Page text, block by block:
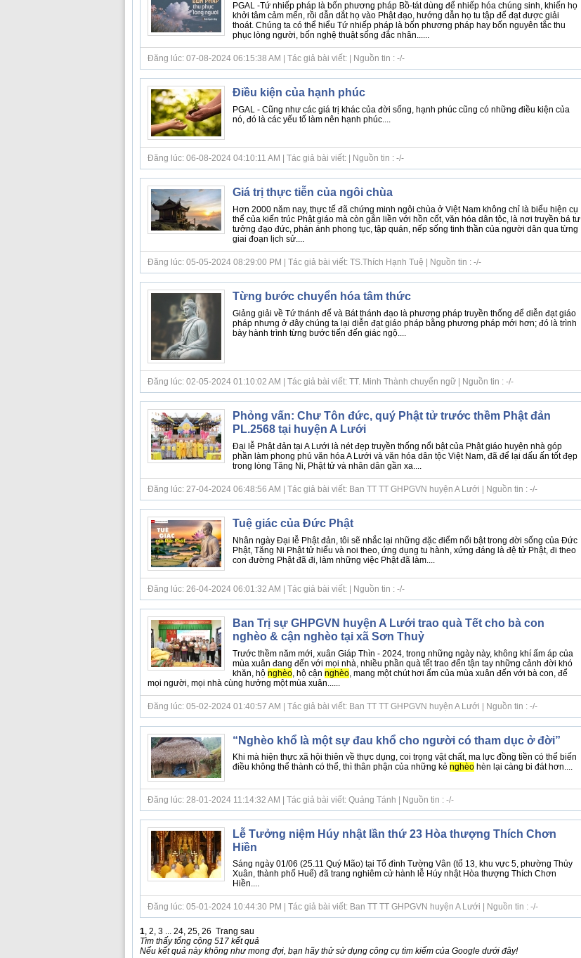
PGAL -Tứ nhiếp pháp là bốn phương pháp Bồ-tát dùng để nhiếp hóa chúng sinh, khiến họ
khởi tâm cảm mến, rồi dẫn dắt họ vào Phật đạo, hướng dẫn họ tu tập để đạt được giải
thoát. Chúng ta có thể hiểu Tứ nhiếp pháp là bốn phương pháp hay bốn nguyên tắc thu
phục lòng người, bốn nghệ thuật sống đắc nhân......
Đăng lúc: 07-08-2024 06:15:38 AM | Tác giả bài viết: | Nguồn tin : -/-
Điều kiện của hạnh phúc
PGAL - Cũng như các giá trị khác của đời sống, hạnh phúc cũng có những điều kiện của
nó, đó là các yếu tố làm nên hạnh phúc....
Đăng lúc: 06-08-2024 04:10:11 AM | Tác giả bài viết: | Nguồn tin : -/-
Giá trị thực tiễn của ngôi chùa
Hơn 2000 năm nay, thực tế đã chứng minh ngôi chùa ở Việt Nam không chỉ là biểu hiện cụ
thể của kiến trúc Phật giáo mà còn gắn liền với hồn cốt, văn hóa dân tộc, là nơi truyền bá tư
tưởng đạo đức, phản ánh phong tục, tập quán, nếp sống tinh thần của người dân qua từng
giai đoạn lịch sử....
Đăng lúc: 05-05-2024 08:29:00 PM | Tác giả bài viết: TS.Thích Hạnh Tuệ | Nguồn tin : -/-
Từng bước chuyển hóa tâm thức
Giảng giải về Tứ thánh đế và Bát thánh đạo là phương pháp truyền thống để diễn đạt giáo
pháp nhưng ở đây chúng ta lại diễn đạt giáo pháp bằng phương pháp mới hơn; đó là trình
bày hành trình từng bước tiến đến giác ngộ....
Đăng lúc: 02-05-2024 01:10:02 AM | Tác giả bài viết: TT. Minh Thành chuyển ngữ | Nguồn tin : -/-
Phỏng vấn: Chư Tôn đức, quý Phật tử trước thềm Phật đản
PL.2568 tại huyện A Lưới
Đại lễ Phật đản tại A Lưới là nét đẹp truyền thống nổi bật của Phật giáo huyện nhà góp
phần làm phong phú văn hóa A Lưới và văn hóa dân tộc Việt Nam, đã để lại dấu ấn tốt đẹp
trong lòng Tăng Ni, Phật tử và nhân dân gần xa....
Đăng lúc: 27-04-2024 06:48:56 AM | Tác giả bài viết: Ban TT TT GHPGVN huyện A Lưới | Nguồn tin : -/-
Tuệ giác của Đức Phật
Nhân ngày Đại lễ Phật đản, tôi sẽ nhắc lại những đặc điểm nổi bật trong đời sống của Đức
Phật, Tăng Ni Phật tử hiểu và noi theo, ứng dụng tu hành, xứng đáng là đệ tử Phật, đi theo
con đường Phật đã đi, làm những việc Phật đã làm....
Đăng lúc: 26-04-2024 06:01:32 AM | Tác giả bài viết: | Nguồn tin : -/-
Ban Trị sự GHPGVN huyện A Lưới trao quà Tết cho bà con
nghèo & cận nghèo tại xã Sơn Thuỷ
Trước thềm năm mới, xuân Giáp Thìn - 2024, trong những ngày này, không khí ấm áp của
mùa xuân đang đến với mọi nhà, nhiều phần quà tết trao đến tận tay những cảnh đời khó
khăn, hộ nghèo, hộ cận nghèo, mang một chút hơi ấm của mùa xuân đến với bà con, để
mọi người, mọi nhà cùng hưởng một mùa xuân......
Đăng lúc: 05-02-2024 01:40:57 AM | Tác giả bài viết: Ban TT TT GHPGVN huyện A Lưới | Nguồn tin : -/-
“Nghèo khổ là một sự đau khổ cho người có tham dục ở đời”
Khi mà hiện thực xã hội thiên về thực dụng, coi trọng vật chất, ma lực đồng tiền có thể biến
điều không thể thành có thể, thì thân phận của những kẻ nghèohèn lại càng bi đát hơn....
Đăng lúc: 28-01-2024 11:14:32 AM | Tác giả bài viết: Quảng Tánh | Nguồn tin : -/-
Lễ Tưởng niệm Húy nhật lần thứ 23 Hòa thượng Thích Chơn
Hiền
Sáng ngày 01/06 (25.11 Quý Mão) tại Tổ đình Tường Vân (tổ 13, khu vực 5, phường Thủy
Xuân, thành phố Huế) đã trang nghiêm cử hành lễ Húy nhật Hòa thượng Thích Chơn
Hiền....
Đăng lúc: 05-01-2024 10:44:30 PM | Tác giả bài viết: Ban TT TT GHPGVN huyện A Lưới | Nguồn tin : -/-
1, 2, 3 ... 24, 25, 26 Trang sau
Tìm thấy tổng cộng 517 kết quả
Nếu kết quả này không như mong đợi, bạn hãy thử sử dụng công cụ tìm kiếm của Google dưới đây!